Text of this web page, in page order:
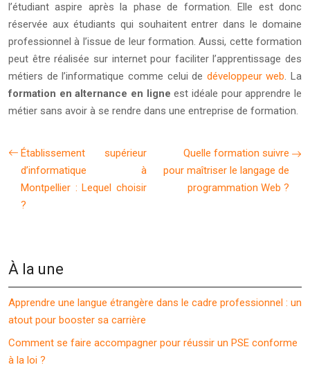
l’étudiant aspire après la phase de formation. Elle est donc
réservée aux étudiants qui souhaitent entrer dans le domaine
professionnel à l’issue de leur formation. Aussi, cette formation
peut être réalisée sur internet pour faciliter l’apprentissage des
métiers de l’informatique comme celui de développeur web. La
formation en alternance en ligne est idéale pour apprendre le
métier sans avoir à se rendre dans une entreprise de formation.
Établissement supérieur
d’informatique à
Montpellier : Lequel choisir
?
Quelle formation suivre
pour maîtriser le langage de
programmation Web ?
À la une
Apprendre une langue étrangère dans le cadre professionnel : un
atout pour booster sa carrière
Comment se faire accompagner pour réussir un PSE conforme
à la loi ?